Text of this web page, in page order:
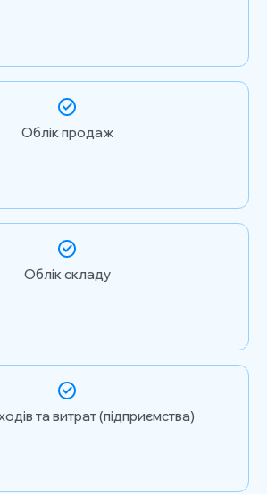
Облік продаж
Облік складу
та витрат (підприємства)